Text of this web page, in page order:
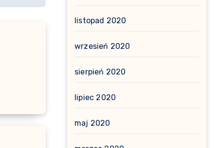
listopad 2020
wrzesień 2020
sierpień 2020
lipiec 2020
maj 2020